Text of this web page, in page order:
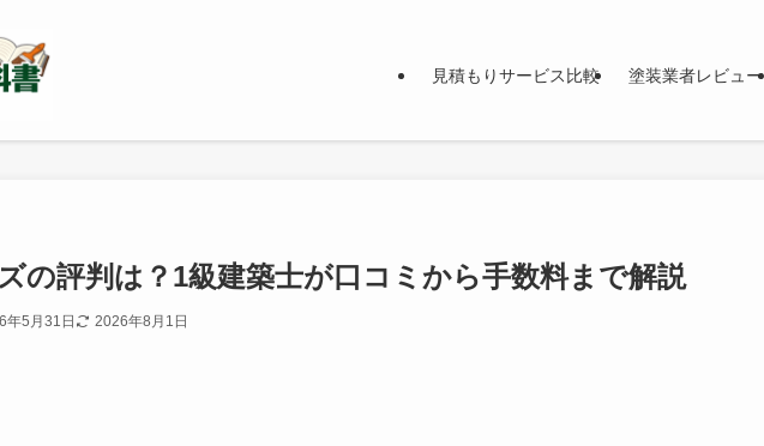
見積もりサービス比較 塗装業者レビュー
の評判は？1級建築士が口コミから手数料まで解説
年5月31日 2026年8月1日